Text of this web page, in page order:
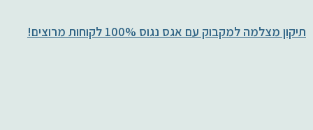
תיקון מצלמה למקבוק עם אגס נגוס 100% לקוחות מרוצים!